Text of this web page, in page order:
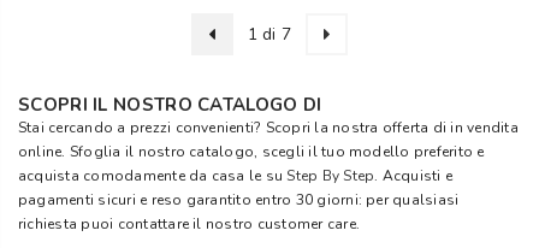
1 di 7
SCOPRI IL NOSTRO CATALOGO DI
Stai cercando a prezzi convenienti? Scopri la nostra offerta di in vendita
online. Sfoglia il nostro catalogo, scegli il tuo modello preferito e
acquista comodamente da casa le suStep By Step. Acquisti e
pagamenti sicuri e reso garantito entro 30 giorni: per qualsiasi
richiesta puoi contattare il nostro customer care.